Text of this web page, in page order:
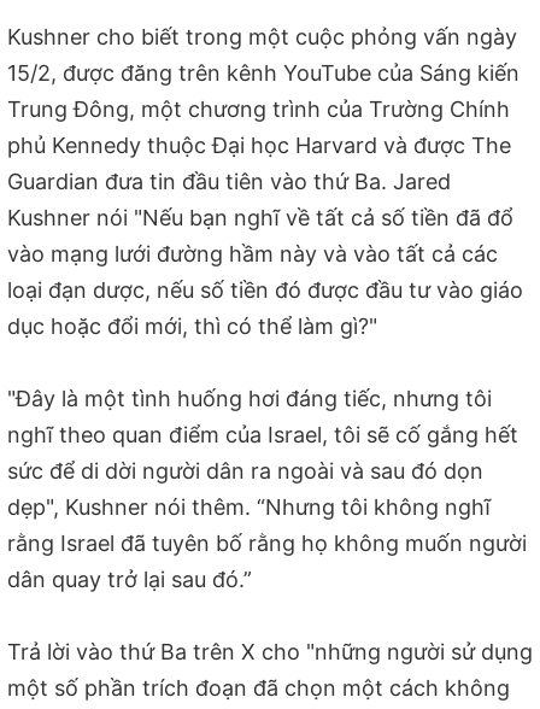
Kushner cho biết trong một cuộc phỏng vấn ngày
15/2, được đăng trên kênh YouTube của Sáng kiến ​​
Trung Đông, một chương trình của Trường Chính
phủ Kennedy thuộc Đại học Harvard và được The
Guardian đưa tin đầu tiên vào thứ Ba. Jared
Kushner nói "Nếu bạn nghĩ về tất cả số tiền đã đổ
vào mạng lưới đường hầm này và vào tất cả các
loại đạn dược, nếu số tiền đó được đầu tư vào giáo
dục hoặc đổi mới, thì có thể làm gì?"
"Đây là một tình huống hơi đáng tiếc, nhưng tôi
nghĩ theo quan điểm của Israel, tôi sẽ cố gắng hết
sức để di dời người dân ra ngoài và sau đó dọn
dẹp", Kushner nói thêm. “Nhưng tôi không nghĩ
rằng Israel đã tuyên bố rằng họ không muốn người
dân quay trở lại sau đó.”
Trả lời vào thứ Ba trên X cho "những người sử dụng
một số phần trích đoạn đã chọn một cách không